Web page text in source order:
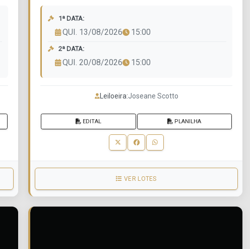
1ª DATA:
QUI. 13/08/2026 15:00
2ª DATA:
QUI. 20/08/2026 15:00
Leiloeira:Joseane Scotto
EDITAL PLANILHA
VER LOTES